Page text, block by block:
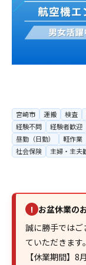
宮崎市 運搬 検査
経験不問
経験者歓迎
昼勤（日勤）
軽作業
社会保険
主婦・主夫
! お盆休業の
誠に勝手では
ていただきます。
【休業期間】8